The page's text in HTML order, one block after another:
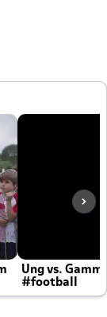
Ung vs.
#football